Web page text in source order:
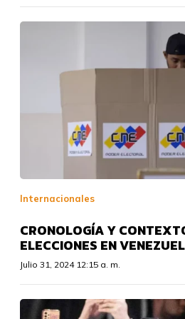
Internacionales
CRONOLOGÍA Y
ELECCIONES EN
Julio 31, 2024 12:15 a. m.